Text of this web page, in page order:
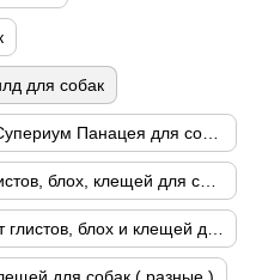
для собак